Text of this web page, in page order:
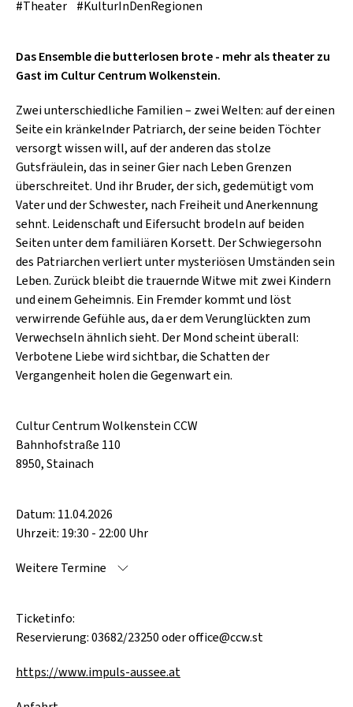
POSTGARAGE
KUNSTGARTEN
KRISTALLWERK
GOLD & PECH THEATER
SINGER-SONGWRITER
#Theater #KulturInDenRegionen
Das Ensemble die butterlosen brote - mehr als theater zu
Gast im Cultur Centrum Wolkenstein.
Zwei unterschiedliche Familien – zwei Welten: auf der einen
Seite ein kränkelnder Patriarch, der seine beiden Töchter
versorgt wissen will, auf der anderen das stolze
Gutsfräulein, das in seiner Gier nach Leben Grenzen
überschreitet. Und ihr Bruder, der sich, gedemütigt vom
Vater und der Schwester, nach Freiheit und Anerkennung
sehnt. Leidenschaft und Eifersucht brodeln auf beiden
Seiten unter dem familiären Korsett. Der Schwiegersohn
des Patriarchen verliert unter mysteriösen Umständen sein
Leben. Zurück bleibt die trauernde Witwe mit zwei Kindern
und einem Geheimnis. Ein Fremder kommt und löst
verwirrende Gefühle aus, da er dem Verunglückten zum
Verwechseln ähnlich sieht. Der Mond scheint überall:
Verbotene Liebe wird sichtbar, die Schatten der
Vergangenheit holen die Gegenwart ein.
Cultur Centrum Wolkenstein CCW
Bahnhofstraße 110
8950, Stainach
Datum: 11.04.2026
Uhrzeit: 19:30 - 22:00 Uhr
Weitere Termine
Ticketinfo:
Reservierung: 03682/23250 oder office@ccw.st
https://www.impuls-aussee.at